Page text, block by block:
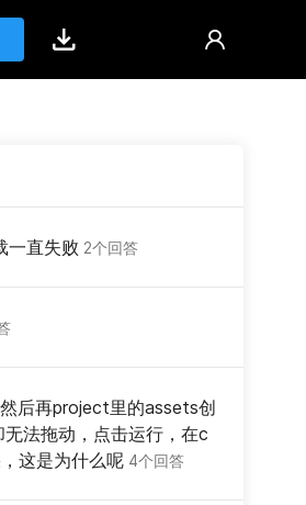
一直失败 2个回答
后再project里的assets创
法拖动，点击运行，在c
这是为什么呢 4个回答